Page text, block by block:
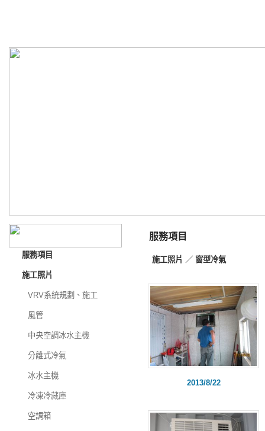
服務項目
施工照片
VRV系統規劃、施工
風管
中央空調冰水主機
分離式冷氣
冰水主機
冷凍冷藏庫
空調箱
服務項目
施工照片 ／ 窗型冷氣
2013/8/22